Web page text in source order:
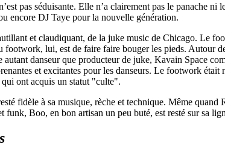
pas séduisante. Elle n’a clairement pas le panache
encore DJ Taye pour la nouvelle génération.
et claudiquant, de la juke music de Chicago. Le
lui, est de faire faire bouger les pieds. Autour
danseur que producteur de juke, Kavain Space
et excitantes pour les danseurs. Le footwork
ont acquis un statut "culte".
fidèle à sa musique, rèche et technique. Même
funk, Boo, en bon artisan un peu buté, est resté sur sa